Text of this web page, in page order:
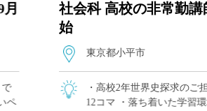
で
ペ
社会科 高校の非常勤講
始
東京都小平市
・高校2年世界史探求のご
12コマ ・落ち着いた学習